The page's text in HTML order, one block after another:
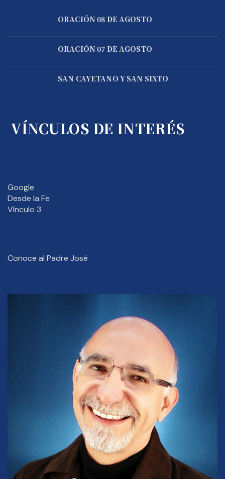
ORACIÓN 08 DE AGOSTO
ORACIÓN 07 DE AGOSTO
SAN CAYETANO Y SAN SIXTO
VÍNCULOS DE INTERÉS
Google
Desde la Fe
Vínculo 3
Conoce al Padre José